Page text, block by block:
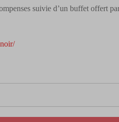
suivie d’un buffet offert